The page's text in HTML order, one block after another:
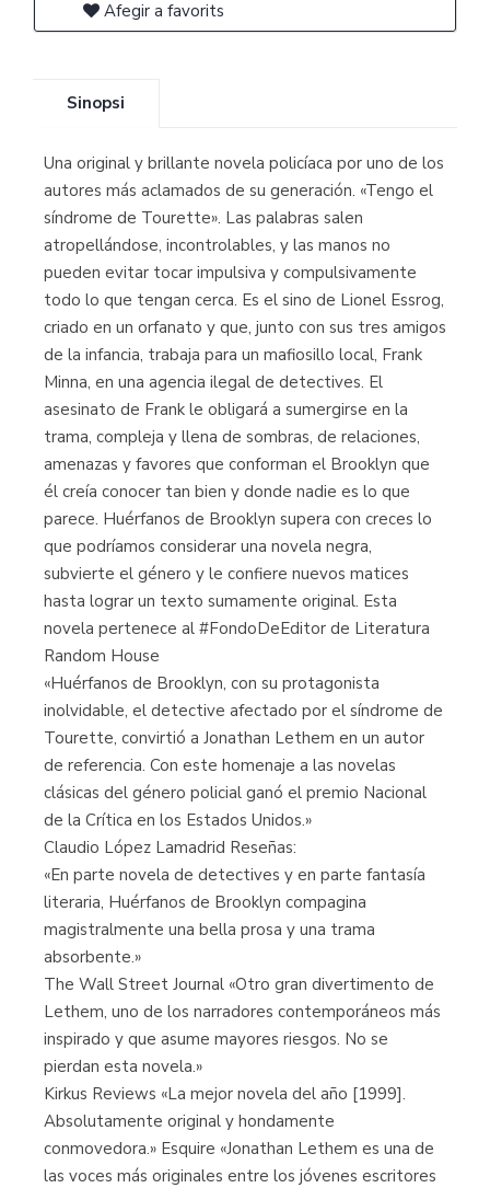
Afegir a favorits
Sinopsi
Una original y brillante novela policíaca por uno de los
autores más aclamados de su generación. «Tengo el
síndrome de Tourette». Las palabras salen
atropellándose, incontrolables, y las manos no
pueden evitar tocar impulsiva y compulsivamente
todo lo que tengan cerca. Es el sino de Lionel Essrog,
criado en un orfanato y que, junto con sus tres amigos
de la infancia, trabaja para un mafiosillo local, Frank
Minna, en una agencia ilegal de detectives. El
asesinato de Frank le obligará a sumergirse en la
trama, compleja y llena de sombras, de relaciones,
amenazas y favores que conforman el Brooklyn que
él creía conocer tan bien y donde nadie es lo que
parece. Huérfanos de Brooklyn supera con creces lo
que podríamos considerar una novela negra,
subvierte el género y le confiere nuevos matices
hasta lograr un texto sumamente original. Esta
novela pertenece al #FondoDeEditor de Literatura
Random House
«Huérfanos de Brooklyn, con su protagonista
inolvidable, el detective afectado por el síndrome de
Tourette, convirtió a Jonathan Lethem en un autor
de referencia. Con este homenaje a las novelas
clásicas del género policial ganó el premio Nacional
de la Crítica en los Estados Unidos.»
Claudio López Lamadrid Reseñas:
«En parte novela de detectives y en parte fantasía
literaria, Huérfanos de Brooklyn compagina
magistralmente una bella prosa y una trama
absorbente.»
The Wall Street Journal «Otro gran divertimento de
Lethem, uno de los narradores contemporáneos más
inspirado y que asume mayores riesgos. No se
pierdan esta novela.»
Kirkus Reviews «La mejor novela del año [1999].
Absolutamente original y hondamente
conmovedora.» Esquire «Jonathan Lethem es una de
las voces más originales entre los jóvenes escritores